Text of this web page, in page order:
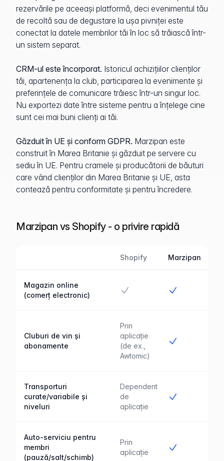
rezervările pe aceeași platformă, deci evenimentul tău
de recoltă sau de degustare la ușa pivniței este
conectat la datele membrilor tăi în loc să trăiască într-
un sistem separat.
CRM-ul este încorporat. Istoricul achizițiilor clienților
tăi, apartenența la club, participarea la evenimente și
preferințele de comunicare trăiesc într-un singur loc.
Nu exportezi date între sisteme pentru a înțelege cine
sunt cei mai buni clienți ai tăi.
Găzduit în UE și conform GDPR. Marzipan este
construit în Marea Britanie și găzduit pe servere cu
sediu în UE. Pentru cramele și producătorii de băuturi
care vând clienților din Marea Britanie și UE, asta
contează pentru conformitate și pentru încredere.
Marzipan vs Shopify - o privire rapidă
Shopify Marzipan
Magazin online
(comerț electronic)
Cluburi de vin și
abonamente
Prin
aplicație
(de ex.,
Awtomic)
Transporturi
curate/variabile și
niveluri
Dependent
de
aplicație
Auto-serviciu pentru
membri
(pauză/salt/schimb)
Prin
aplicație